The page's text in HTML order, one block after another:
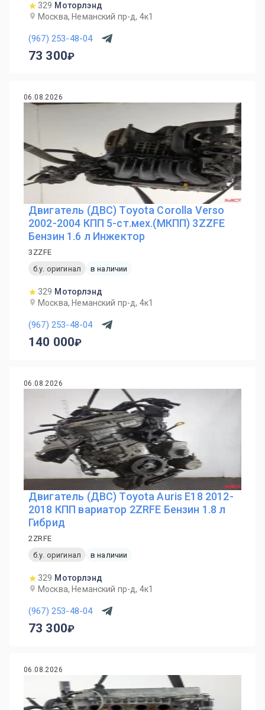
329 Моторлэнд
Москва, Неманский пр-д, 4к1
(967) 253-48-04
73 300
06.08.2026
Двигатель (ДВС) Toyota Corolla Verso
2002-2004 КПП 5-ст.мех.(МКПП) 3ZZFE
Бензин 1.6 л Инжектор
3ZZFE
б.у. оригинал
в наличии
329 Моторлэнд
Москва, Неманский пр-д, 4к1
(967) 253-48-04
140 000
06.08.2026
Двигатель (ДВС) Toyota Auris E18 2012-
2018 КПП вариатор 2ZRFE Бензин 1.8 л
Гибрид
2ZRFE
б.у. оригинал
в наличии
329 Моторлэнд
Москва, Неманский пр-д, 4к1
(967) 253-48-04
73 300
06.08.2026